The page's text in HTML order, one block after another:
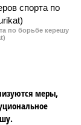
по борьбе керешу
меры,